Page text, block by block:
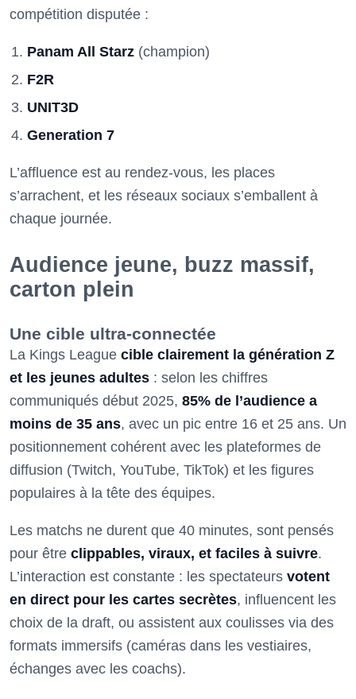
compétition disputée :
Panam All Starz (champion)
F2R
UNIT3D
Generation 7
L’affluence est au rendez-vous, les places
s’arrachent, et les réseaux sociaux s’emballent à
chaque journée.
Audience jeune, buzz massif,
carton plein
Une cible ultra-connectée
La Kings League cible clairement la génération Z
et les jeunes adultes : selon les chiffres
communiqués début 2025, 85% de l’audience a
moins de 35 ans, avec un pic entre 16 et 25 ans. Un
positionnement cohérent avec les plateformes de
diffusion (Twitch, YouTube, TikTok) et les figures
populaires à la tête des équipes.
Les matchs ne durent que 40 minutes, sont pensés
pour être clippables, viraux, et faciles à suivre.
L’interaction est constante : les spectateurs votent
en direct pour les cartes secrètes, influencent les
choix de la draft, ou assistent aux coulisses via des
formats immersifs (caméras dans les vestiaires,
échanges avec les coachs).